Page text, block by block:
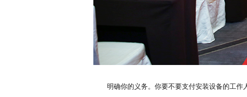
明确你的义务。你要不要支付安装设备的工作